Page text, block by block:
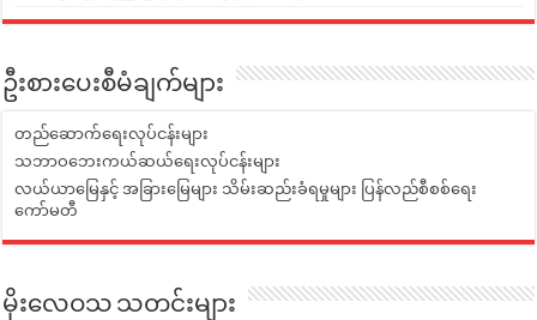
ဦးစားပေးစီမံချက်များ
တည်ဆောက်ရေးလုပ်ငန်းများ
သဘာဝဘေးကယ်ဆယ်ရေးလုပ်ငန်းများ
လယ်ယာမြေနှင့် အခြားမြေများ သိမ်းဆည်းခံရမှုများ ပြန်လည်စီစစ်ရေး
ကော်မတီ
မိုးလေဝသ သတင်းများ